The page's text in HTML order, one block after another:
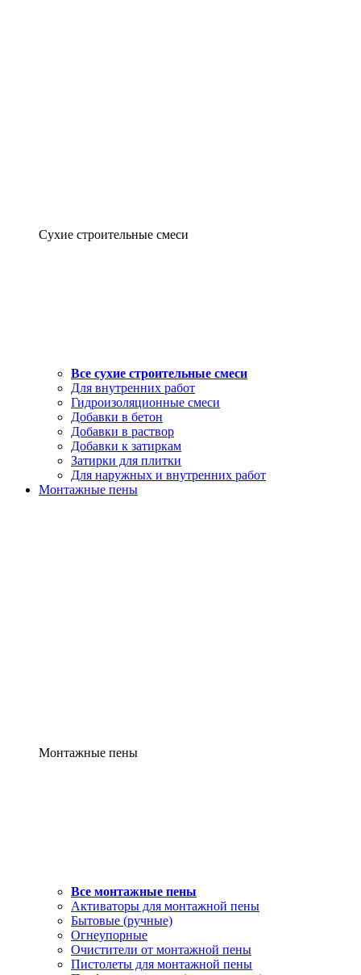
Сухие строительные смеси
Все сухие строительные смеси
Для внутренних работ
Гидроизоляционные смеси
Добавки в бетон
Добавки в раствор
Добавки к затиркам
Затирки для плитки
Для наружных и внутренних работ
Монтажные пены
Монтажные пены
Все монтажные пены
Активаторы для монтажной пены
Бытовые (ручные)
Огнеупорные
Очистители от монтажной пены
Пистолеты для монтажной пены